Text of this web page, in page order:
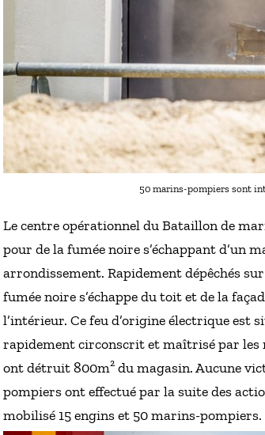
50 marins-pompiers sont
Le centre opérationnel du Bataillon de
pour de la fumée noire s’échappant d’un
arrondissement. Rapidement dépêchés
fumée noire s’échappe du toit et de la
l’intérieur. Ce feu d’origine électrique est
rapidement circonscrit et maîtrisé par les
ont détruit 800m² du magasin. Aucune
pompiers ont effectué par la suite des
mobilisé 15 engins et 50 marins-pompiers.